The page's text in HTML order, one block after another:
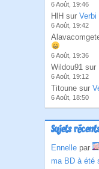
6 Août, 19:46
HlH sur Verbi
6 Août, 19:42
6 Août, 19:36
Wildou91 sur
6 Août, 19:12
Titoune sur
6 Août, 18:50
Sujets
Ennelle par
ma BD à été